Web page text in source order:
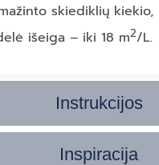
Instrukcijos
Inspiracija
skiediklių kiekio,
išeiga – iki 18 m2/L.